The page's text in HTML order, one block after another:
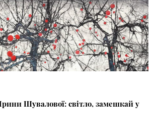
Шувалової: світло, замешкай у